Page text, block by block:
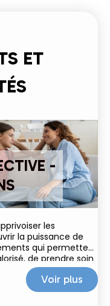
ET
-
les
la puissance de
qui permettent
de prendre soin
Voir plus